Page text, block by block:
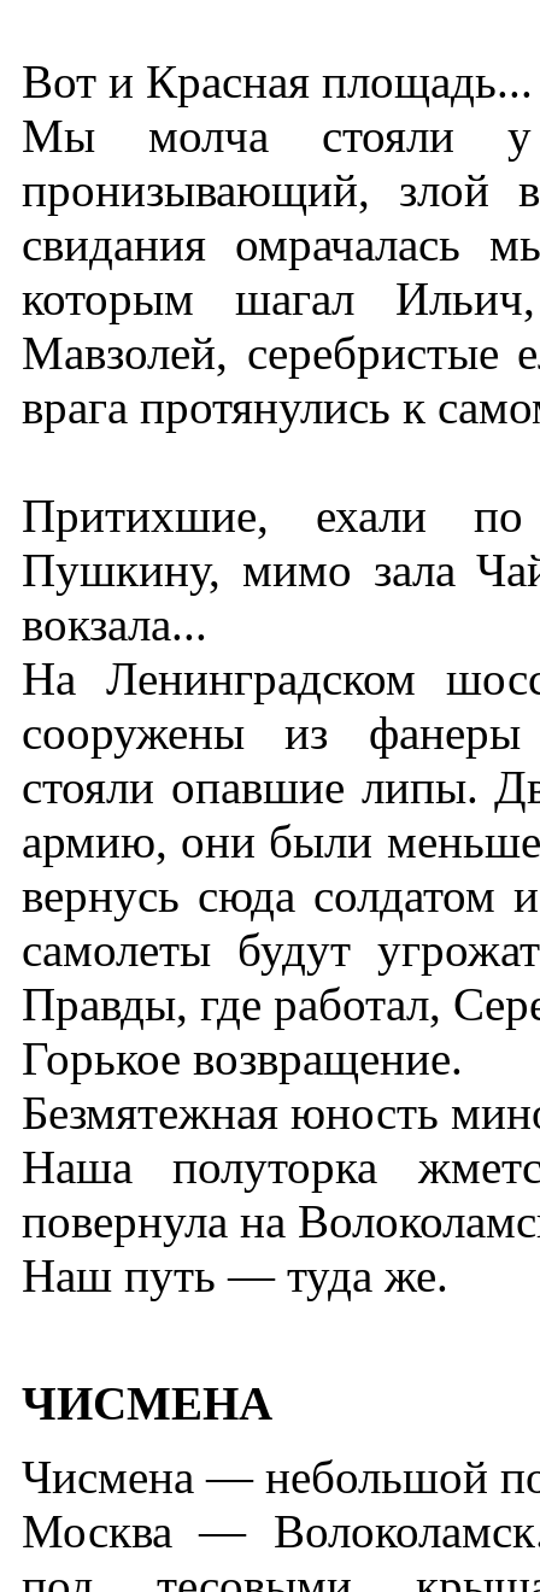
Вот и Красная площадь...
Мы молча стояли у
пронизывающий, злой
свидания омрачалась
которым шагал
Мавзолей,
врага протянулись к
Притихшие, ехали
Пушкину, мимо зала
вокзала...
На Ленинградском
сооружены из
стояли опавшие липы.
армию, они были меньше
вернусь сюда солдатом
самолеты будут
Правды, где работал,
Горькое возвращение.
Безмятежная юность
Наша полуторка
повернула на
Наш путь — туда же.
ЧИСМЕНА
Чисмена — небольшой
Москва —